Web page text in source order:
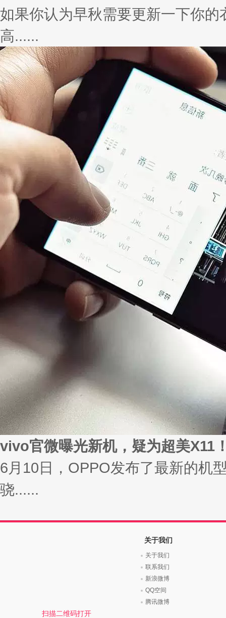
如果你认为早秋需要更新一下你
高......
vivo官微曝光新机，疑为超美X11
6月10日，OPPO发布了最新的机
骁......
扫描二维码打开
关于我们
关于我们
联系我们
新浪微博
QQ空间
腾讯微博